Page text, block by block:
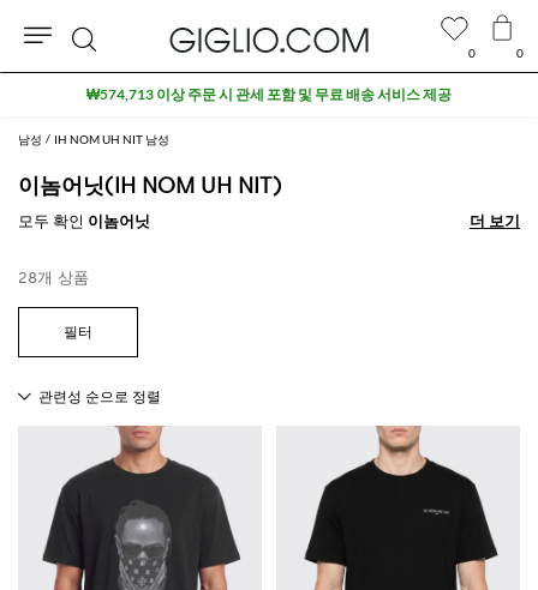
남성 IH NOM UH NIT 남성
이놈어닛(IH NOM UH NIT)
모두 확인 이놈어닛 더 보기
더 보기
28개 상품
0 0
검
색
₩574,713 이상 주문 시 관세 포함 및 무료 배송 서비스 제공